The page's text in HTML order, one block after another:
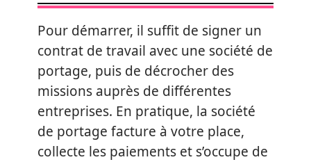
Pour démarrer, il suffit de signer un
contrat de travail avec une société de
portage, puis de décrocher des
missions auprès de différentes
entreprises. En pratique, la société
de portage facture à votre place,
collecte les paiements et s’occupe de